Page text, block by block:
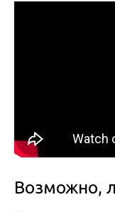
Возможно,